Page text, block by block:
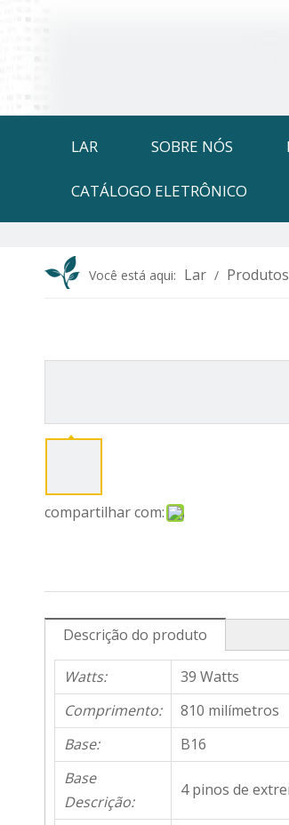
LAR SOBRE NÓS
CATÁLOGO ELETRÔNICO
Você está aqui: Lar / Produtos
compartilhar com:
Descrição do produto
Watts:
39 Watts
Comprimento:
810 milímetros
Base:
B16
Base
Descrição:
4 pinos de